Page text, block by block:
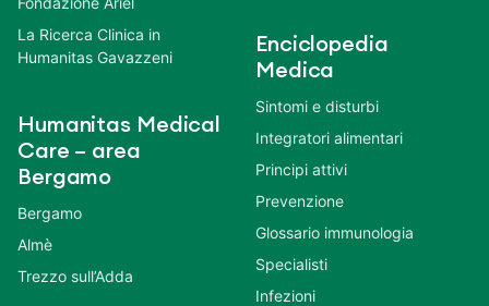
La Ricerca Clinica in
Humanitas Gavazzeni
Humanitas Medical
Care – area
Bergamo
Bergamo
Almè
Trezzo sull’Adda
Enciclopedia
Medica
Sintomi e disturbi
Integratori alimentari
Principi attivi
Prevenzione
Glossario immunologia
Specialisti
Infezioni